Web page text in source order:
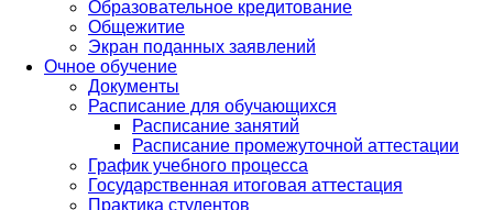
Образовательное кредитование
Общежитие
Экран поданных заявлений
Очное обучение
Документы
Расписание для обучающихся
Расписание занятий
Расписание промежуточной аттестации
График учебного процесса
Государственная итоговая аттестация
Практика студентов